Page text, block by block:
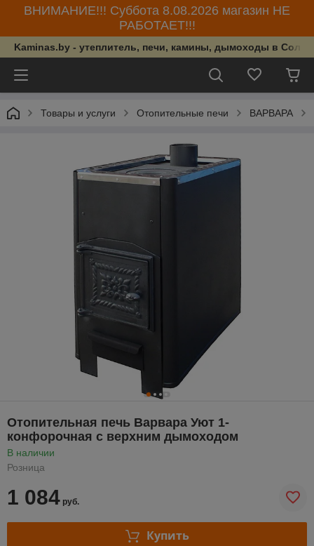
ВНИМАНИЕ!!! Суббота 8.08.2026 магазин НЕ
РАБОТАЕТ!!!
Kaminas.by - утеплитель, печи, камины, дымоходы в
Товары и услуги Отопительные печи ВАРВАРА
Отопительная печь Варвара Уют 1-
конфорочная с верхним дымоходом
В наличии
Розница
1 084 руб.
Купить